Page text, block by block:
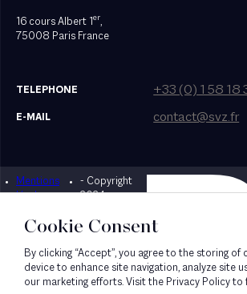
16 cours Albert 1er,
75008 Paris France
TELEPHONE +33 (0) 1 58 18
E-MAIL contact@svz.fr
Mentions
légales
- Copyright
2024
Designed by
Cookie Consent
By clicking “Accept”, you agree to the storing of
device to enhance site navigation, analyze site
our marketing efforts. Visit the Privacy Policy to